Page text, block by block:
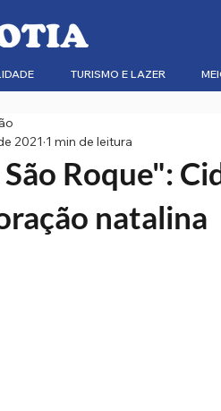
TURISMO E LAZER
Roque":
natalina
2021 1 min de leitura